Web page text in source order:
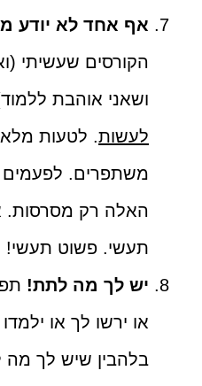
אף אחד לא יודע מה
הקורסים שעשיתי
ושאני אוהבת ללמוד),
לעשות. לטעות מלא.
משתפרים. לפעמים
האלה רק מסרסות.
תעשי. פשוט תעשי!
יש לך מה לתת!
או ירשו לך או ילמדו
בלהבין שיש לך מה